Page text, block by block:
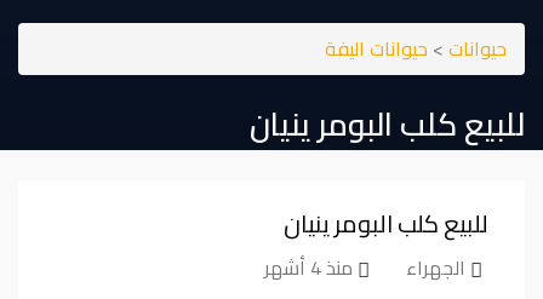
حيوانات> حيوانات اليفة
للبيع كلب البومر ينيان
للبيع كلب البومر ينيان
الجهراء منذ 4 أشهر